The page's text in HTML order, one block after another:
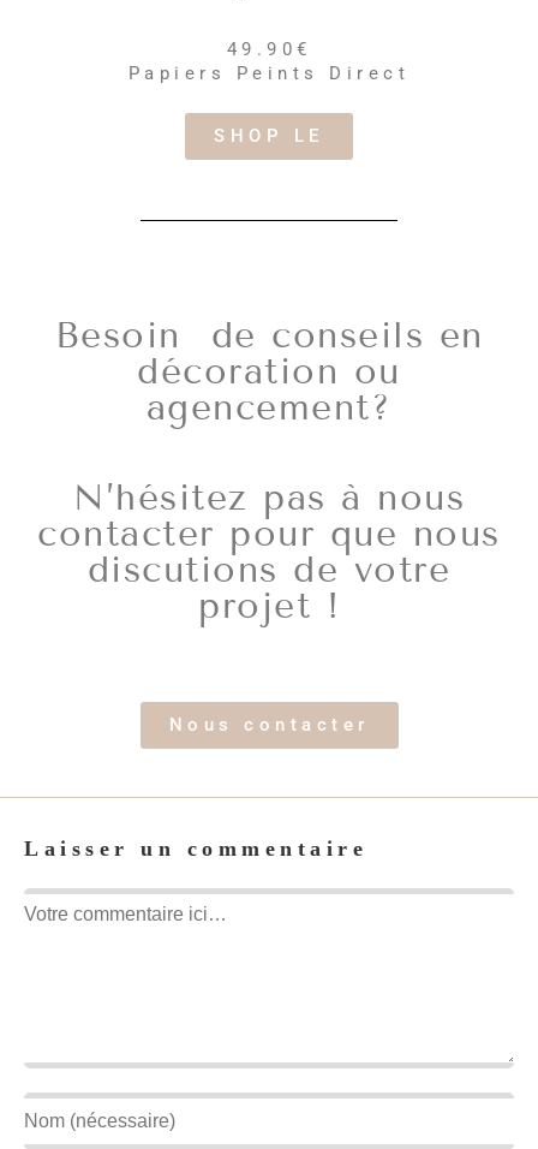
49.90€
Papiers Peints Direct
SHOP LE
Besoin de conseils en
décoration ou
agencement?
N’hésitez pas à nous
contacter pour que nous
discutions de votre
projet !
Nous contacter
Laisser un commentaire